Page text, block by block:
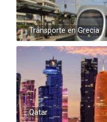
Transporte en Grecia
Qatar